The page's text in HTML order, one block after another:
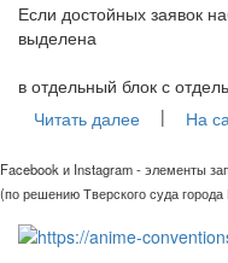
Если достойных заявок
выделена
в отдельный блок с
Читать далее
| На
Facebook и Instagram - элементы
(по решению Тверского суда